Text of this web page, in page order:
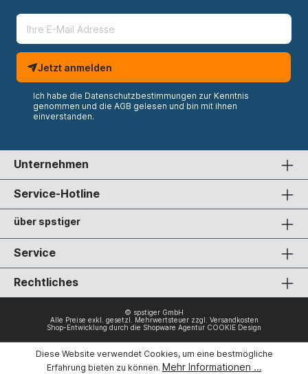
Jetzt anmelden
Ich habe die Datenschutzbestimmungen zur Kenntnis
genommen und die AGB gelesen und bin mit ihnen
einverstanden.
Unternehmen
Service-Hotline
über spstiger
Service
Rechtliches
© spstiger GmbH
Alle Preise exkl. gesetzl. Mehrwertsteuer zzgl. Versandkosten
Shop-Entwicklung durch die Shopware Agentur COOKIE Design
Diese Website verwendet Cookies, um eine bestmögliche
Erfahrung bieten zu können. Mehr Informationen ...